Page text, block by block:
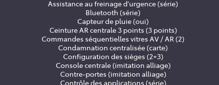
Assistance au freinage d'urgence (série)
Bluetooth (série)
Capteur de pluie (oui)
Ceinture AR centrale 3 points (3 points)
Commandes séquentielles vitres AV / AR (2)
Condamnation centralisée (carte)
Configuration des sièges (2+3)
Console centrale (imitation alliage)
Contre-portes (imitation alliage)
Contrôle des applications (série)